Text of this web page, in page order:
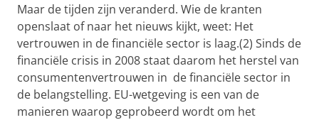
Maar de tijden zijn veranderd. Wie de kranten
openslaat of naar het nieuws kijkt, weet: Het
vertrouwen in de financiële sector is laag.(2) Sinds de
financiële crisis in 2008 staat daarom het herstel van
consumentenvertrouwen in de financiële sector in
de belangstelling. EU-wetgeving is een van de
manieren waarop geprobeerd wordt om het